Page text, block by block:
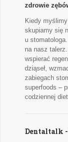
zdrowie
Kiedy
skupiamy się
u
na nasz
wspierać
dziąseł,
zabiegach
superfoods –
codziennej
Dentaltalk